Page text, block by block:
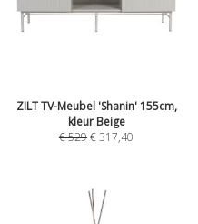
ZILT TV-Meubel 'Shanin' 155cm,
kleur Beige
€529€317,40